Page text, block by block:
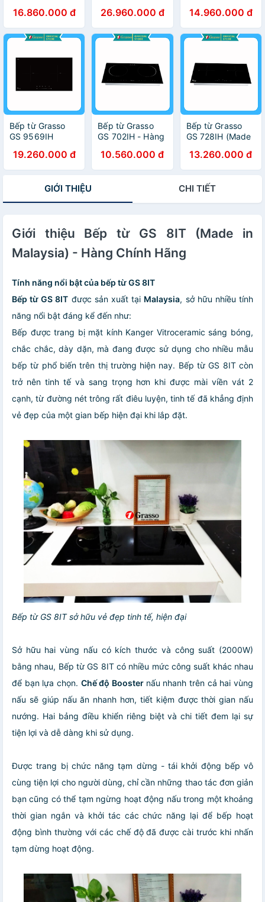
16.860.000 đ
Chính Hãng
26.960.000 đ
Malaysia) - Hàng
chính hãng
14.960.000 đ
Bếp từ Grasso
GS 9569IH
Malaysia) - Hàng
chính hãng
19.260.000 đ
Bếp từ Grasso
GS 702IH - Hàng
10.560.000 đ
Bếp từ Grasso
GS 728IH (Made
Hàng chính hãng
13.260.000 đ
GIỚI THIỆU CHI TIẾT
Giới thiệu Bếp từ GS 8IT (Made in
Malaysia) - Hàng Chính Hãng
Tính năng nổi bật của bếp từ GS 8IT
Bếp từ GS 8IT được sản xuất tại Malaysia, sở hữu nhiều tính
năng nổi bật đáng kể đến như:
Bếp được trang bị mặt kính Kanger Vitroceramic sáng bóng,
chắc chắc, dày dặn, mà đang được sử dụng cho nhiều mẫu
bếp từ phổ biến trên thị trường hiện nay. Bếp từ GS 8IT còn
trở nên tinh tế và sang trọng hơn khi được mài viền vát 2
cạnh, từ đường nét trông rất điêu luyện, tinh tế đã khẳng định
vẻ đẹp của một gian bếp hiện đại khi lắp đặt.
Bếp từ GS 8IT sở hữu vẻ đẹp tinh tế, hiện đại
Sở hữu hai vùng nấu có kích thước và công suất (2000W)
bằng nhau, Bếp từ GS 8IT có nhiều mức công suất khác nhau
để bạn lựa chọn. Chế độ Booster nấu nhanh trên cả hai vùng
nấu sẽ giúp nấu ăn nhanh hơn, tiết kiệm được thời gian nấu
nướng. Hai bảng điều khiển riêng biệt và chi tiết đem lại sự
tiện lợi và dễ dàng khi sử dụng.
Được trang bị chức năng tạm dừng - tái khởi động bếp vô
cùng tiện lợi cho người dùng, chỉ cần những thao tác đơn giản
bạn cũng có thể tạm ngừng hoạt động nấu trong một khoảng
thời gian ngắn và khởi tác các chức năng lại để bếp hoạt
động bình thường với các chế độ đã được cài trước khi nhấn
tạm dừng hoạt động.